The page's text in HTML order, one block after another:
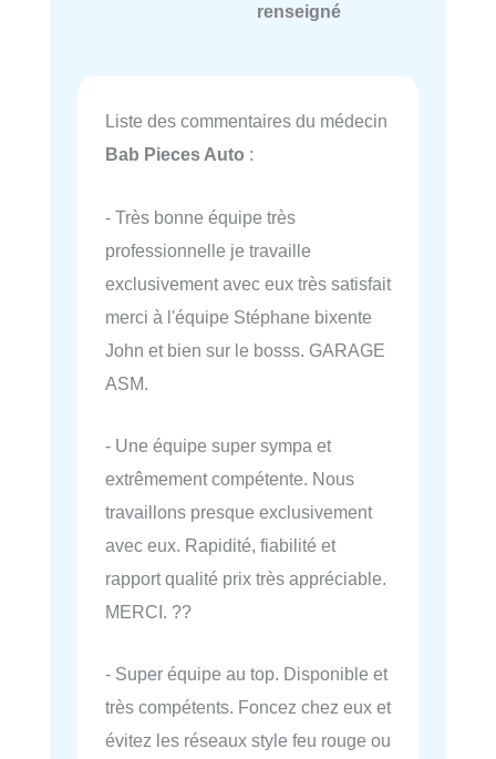
renseigné
Liste des commentaires du médecin
Bab Pieces Auto :
- Très bonne équipe très
professionnelle je travaille
exclusivement avec eux très satisfait
merci à l'équipe Stéphane bixente
John et bien sur le bosss. GARAGE
ASM.
- Une équipe super sympa et
extrêmement compétente. Nous
travaillons presque exclusivement
avec eux. Rapidité, fiabilité et
rapport qualité prix très appréciable.
MERCI. ??
- Super équipe au top. Disponible et
très compétents. Foncez chez eux et
évitez les réseaux style feu rouge ou